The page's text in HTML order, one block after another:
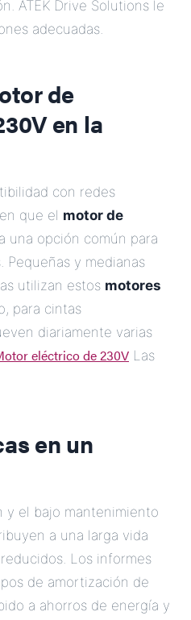
ATEK Drive Solutions le
adecuadas.
de
en la
con redes
que el motor de
una opción común para
Pequeñas y medianas
utilizan estos motores
para cintas
diariamente varias
eléctrico de 230V Las
en un
y el bajo mantenimiento
a una larga vida
Los informes
de amortización de
a ahorros de energía y